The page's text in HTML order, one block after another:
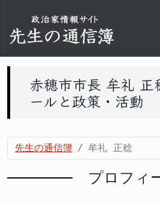
赤穂市市長 牟礼 正
ールと政策・活動
先生の通信簿 牟礼 正稔
プロフィ